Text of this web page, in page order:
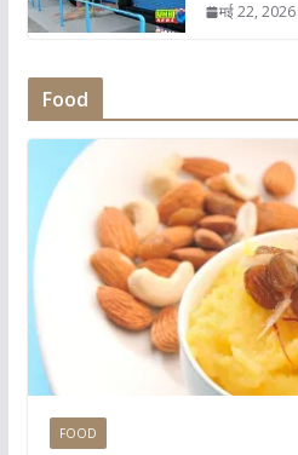
मई 22, 2026
Food
FOOD